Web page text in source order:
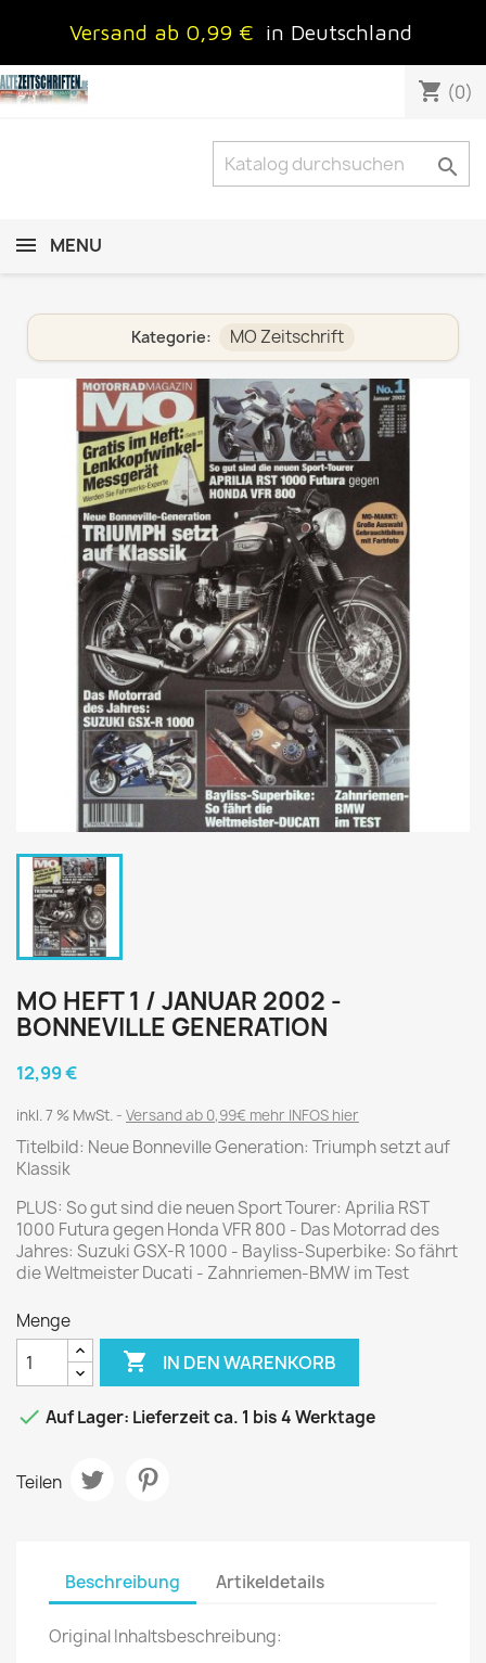
Versand ab 0,99 € in Deutschland
shopping_cart (0)

MENU
Kategorie: MO Zeitschrift
MO HEFT 1 / JANUAR 2002 -
BONNEVILLE GENERATION
12,99 €
inkl. 7 % MwSt. Versand ab 0,99€ mehr INFOS hier
Titelbild: Neue Bonneville Generation: Triumph setzt auf
Klassik
PLUS: So gut sind die neuen Sport Tourer: Aprilia RST
1000 Futura gegen Honda VFR 800 - Das Motorrad des
Jahres: Suzuki GSX-R 1000 - Bayliss-Superbike: So fährt
die Weltmeister Ducati - Zahnriemen-BMW im Test
Menge
 IN DEN WARENKORB
 Auf Lager: Lieferzeit ca. 1 bis 4 Werktage
Teilen
Beschreibung Artikeldetails
Original Inhaltsbeschreibung: